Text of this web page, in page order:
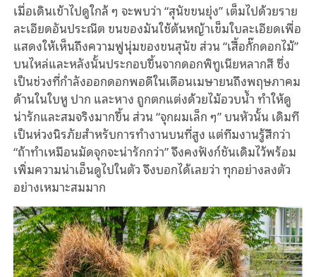
เมื่อเดินเข้าไปดูใกล้ ๆ จะพบว่า “สุนัขขนยุ่ง” เต็มไปด้วยราย
ละเอียดอันประณีต ขนของมันใช้ต้นหญ้าเข็มใบละเอียดเพื่อ
แสดงให้เห็นถึงความฟูนุ่มของขนสุนัข ส่วน “เสื้อกั๊กดอกไม้”
บนไหล่และหลังนั้นประกอบขึ้นจากดอกพิทูเนียหลากสี ซึ่ง
เป็นช่วงที่กำลังออกดอกพอดีในเดือนเมษายนถึงพฤษภาคม
ด้านในใบหู ปาก และหาง ถูกตกแต่งด้วยไม้อวบน้ำ ทำให้ดู
น่ารักและสมจริงมากขึ้น ส่วน “จุกผมเล็ก ๆ” บนหัวนั้น เดิมที
เป็นห่วงนิรภัยสำหรับการทำงานบนที่สูง แต่ทีมงานรู้สึกว่า
“ถ้าทำเหมือนมัดจุกจะน่ารักกว่า” จึงคงฟังก์ชันเดิมไว้พร้อม
เพิ่มความน่าเอ็นดูไปในตัว จึงบอกได้เลยว่า ทุกอย่างลงตัว
อย่างเหมาะสมมาก